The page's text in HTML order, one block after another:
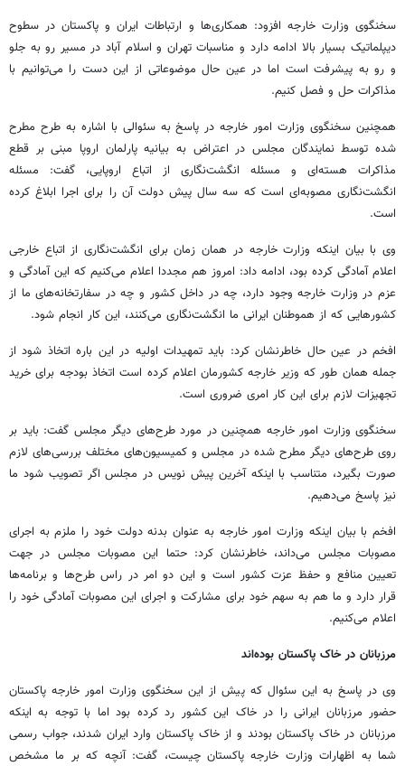
سخنگوی وزارت خارجه افزود: همکاری‌ها و ارتباطات ایران و پاکستان در سطوح
دیپلماتیک بسیار بالا ادامه دارد و مناسبات تهران و اسلام آباد در مسیر رو به جلو
و رو به پیشرفت است اما در عین حال موضوعاتی از این دست را می‌توانیم با
مذاکرات حل و فصل کنیم.
همچنین سخنگوی وزارت امور خارجه در پاسخ به سئوالی با اشاره به طرح مطرح
شده توسط نمایندگان مجلس در اعتراض به بیانیه پارلمان اروپا مبنی بر قطع
مذاکرات هسته‌ای و مسئله انگشت‌نگاری از اتباع اروپایی، گفت: مسئله
انگشت‌نگاری مصوبه‌ای است که سه سال پیش دولت آن را برای اجرا ابلاغ کرده
است.
وی با بیان اینکه وزارت خارجه در همان زمان برای انگشت‌نگاری از اتباع خارجی
اعلام آمادگی کرده بود، ادامه داد: امروز هم مجددا اعلام می‌کنیم که این آمادگی و
عزم در وزارت خارجه وجود دارد، چه در داخل کشور و چه در سفارتخانه‌های ما از
کشورهایی که از هموطنان ایرانی ما انگشت‌نگاری می‌کنند، این کار انجام شود.
افخم در عین حال خاطرنشان کرد: باید تمهیدات اولیه در این باره اتخاذ شود از
جمله همان طور که وزیر خارجه کشورمان اعلام کرده است اتخاذ بودجه برای خرید
تجهیزات لازم برای این کار امری ضروری است.
سخنگوی وزارت امور خارجه همچنین در مورد طرح‌های دیگر مجلس گفت: باید بر
روی طرح‌های دیگر مطرح شده در مجلس و کمیسیون‌های مختلف بررسی‌های لازم
صورت بگیرد، متناسب با اینکه آخرین پیش نویس در مجلس اگر تصویب شود ما
نیز پاسخ می‌دهیم.
افخم با بیان اینکه وزارت امور خارجه به عنوان بدنه دولت خود را ملزم به اجرای
مصوبات مجلس می‌داند، خاطرنشان کرد: حتما این مصوبات مجلس در جهت
تعیین منافع و حفظ عزت کشور است و این دو امر در راس طرح‌ها و برنامه‌ها
قرار دارد و ما هم به سهم خود برای مشارکت و اجرای این مصوبات آمادگی خود را
اعلام می‌کنیم.
مرزبانان در خاک پاکستان بوده‌اند
وی در پاسخ به این سئوال که پیش از این سخنگوی وزارت امور خارجه پاکستان
حضور مرزبانان ایرانی را در خاک این کشور رد کرده بود اما با توجه به اینکه
مرزبانان در خاک پاکستان بودند و از خاک پاکستان وارد ایران شدند، جواب رسمی
شما به اظهارات وزارت خارجه پاکستان چیست، گفت: آنچه که بر ما مشخص